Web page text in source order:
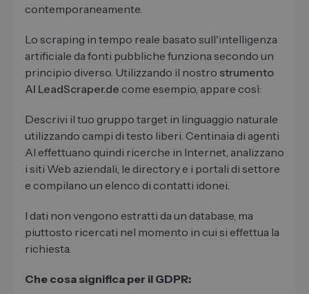
contemporaneamente.
Lo scraping in tempo reale basato sull'intelligenza
artificiale da fonti pubbliche funziona secondo un
principio diverso. Utilizzando il nostro strumento
AI LeadScraper.de come esempio, appare così:
Descrivi il tuo gruppo target in linguaggio naturale
utilizzando campi di testo liberi. Centinaia di agenti
AI effettuano quindi ricerche in Internet, analizzano
i siti Web aziendali, le directory e i portali di settore
e compilano un elenco di contatti idonei.
I dati non vengono estratti da un database, ma
piuttosto ricercati nel momento in cui si effettua la
richiesta.
Che cosa significa per il GDPR: